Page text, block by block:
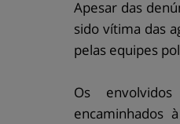
Apesar das
sido vítima das
pelas equipes
Os
encaminhados